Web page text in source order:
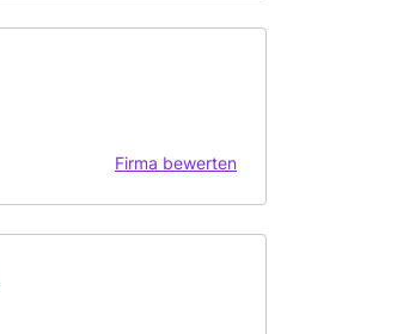
Firma bewerten